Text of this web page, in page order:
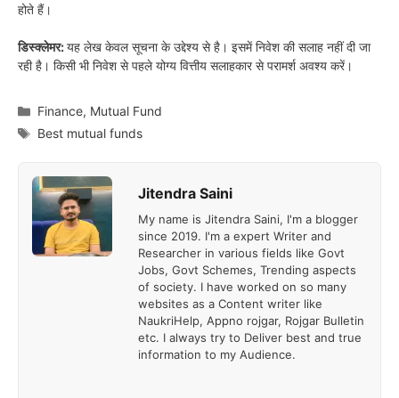
होते हैं।
डिस्क्लेमर:यह लेख केवल सूचना के उद्देश्य से है। इसमें निवेश की सलाह नहीं दी जा
रही है। किसी भी निवेश से पहले योग्य वित्तीय सलाहकार से परामर्श अवश्य करें।
Categories
Finance, Mutual Fund
Tags
Best mutual funds
Jitendra Saini
My name is Jitendra Saini, I'm a blogger
since 2019. I'm a expert Writer and
Researcher in various fields like Govt
Jobs, Govt Schemes, Trending aspects
of society. I have worked on so many
websites as a Content writer like
NaukriHelp, Appno rojgar, Rojgar Bulletin
etc. I always try to Deliver best and true
information to my Audience.